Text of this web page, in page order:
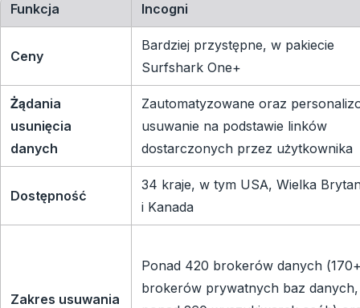
Funkcja Incogni
Ceny
Bardziej przystępne, w pakiecie
Surfshark One+
Żądania
usunięcia
danych
Zautomatyzowane oraz
usuwanie na podstawie linków
dostarczonych przez użytkownika
Dostępność
34 kraje, w tym USA, Wielka
i Kanada
Zakres usuwania
Ponad 420 brokerów danych
brokerów prywatnych baz danych,